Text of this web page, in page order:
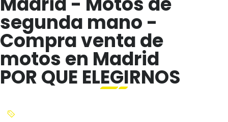
segunda mano -
Compra venta de
motos en Madrid
POR QUE ELEGIRNOS